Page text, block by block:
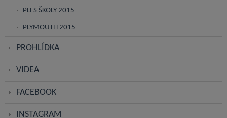
PLES ŠKOLY 2015
PLYMOUTH 2015
PROHLÍDKA
VIDEA
FACEBOOK
INSTAGRAM